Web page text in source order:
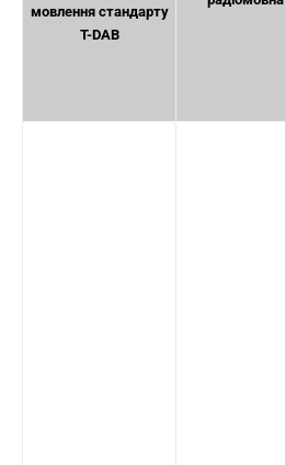
мовлення стандарту
T-DAB